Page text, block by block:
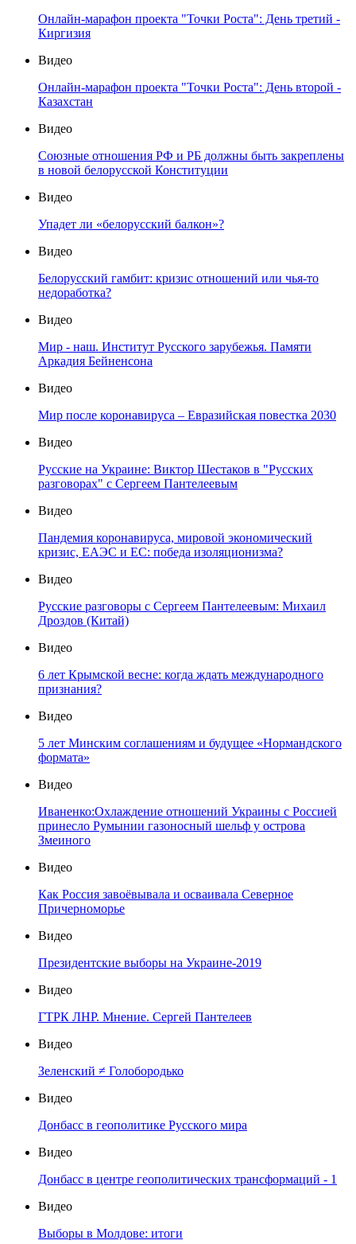
Онлайн-марафон проекта "Точки Роста": День третий -
Киргизия
Видео
Онлайн-марафон проекта "Точки Роста": День второй -
Казахстан
Видео
Союзные отношения РФ и РБ должны быть закреплены
в новой белорусской Конституции
Видео
Упадет ли «белорусский балкон»?
Видео
Белорусский гамбит: кризис отношений или чья-то
недоработка?
Видео
Мир - наш. Институт Русского зарубежья. Памяти
Аркадия Бейненсона
Видео
Мир после коронавируса – Евразийская повестка 2030
Видео
Русские на Украине: Виктор Шестаков в "Русских
разговорах" с Сергеем Пантелеевым
Видео
Пандемия коронавируса, мировой экономический
кризис, ЕАЭС и ЕС: победа изоляционизма?
Видео
Русские разговоры с Сергеем Пантелеевым: Михаил
Дроздов (Китай)
Видео
6 лет Крымской весне: когда ждать международного
признания?
Видео
5 лет Минским соглашениям и будущее «Нормандского
формата»
Видео
Иваненко:Охлаждение отношений Украины с Россией
принесло Румынии газоносный шельф у острова
Змеиного
Видео
Как Россия завоёвывала и осваивала Северное
Причерноморье
Видео
Президентские выборы на Украине-2019
Видео
ГТРК ЛНР. Мнение. Сергей Пантелеев
Видео
Зеленский ≠ Голобородько
Видео
Донбасс в геополитике Русского мира
Видео
Донбасс в центре геополитических трансформаций - 1
Видео
Выборы в Молдове: итоги